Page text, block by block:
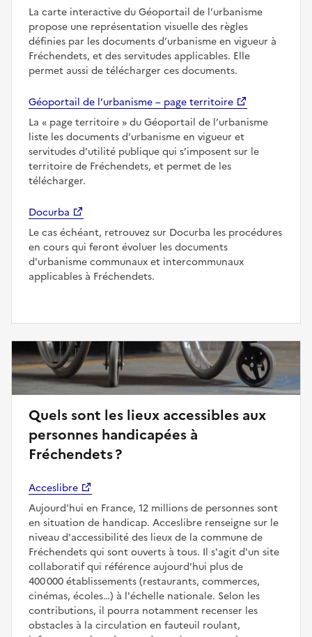
La carte interactive du Géoportail de l’urbanisme
propose une représentation visuelle des règles
définies par les documents d’urbanisme en vigueur à
Fréchendets, et des servitudes applicables. Elle
permet aussi de télécharger ces documents.
Géoportail de l’urbanisme – page territoire
La
page territoire
du Géoportail de l’urbanisme
liste les documents d’urbanisme en vigueur et
servitudes d’utilité publique qui s’imposent sur le
territoire de Fréchendets, et permet de les
télécharger.
Docurba
Le cas échéant, retrouvez sur Docurba les procédures
en cours qui feront évoluer les documents
d'urbanisme communaux et intercommunaux
applicables à Fréchendets.
Quels sont les lieux accessibles aux
personnes handicapées à
Fréchendets ?
Acceslibre
Aujourd'hui en France, 12 millions de personnes sont
en situation de handicap. Acceslibre renseigne sur le
niveau d'accessibilité des lieux de la commune de
Fréchendets qui sont ouverts à tous. Il s'agit d'un site
collaboratif qui référence aujourd'hui plus de
400 000 établissements (restaurants, commerces,
cinémas, écoles…) à l'échelle nationale. Selon les
contributions, il pourra notamment recenser les
obstacles à la circulation en fauteuil roulant,